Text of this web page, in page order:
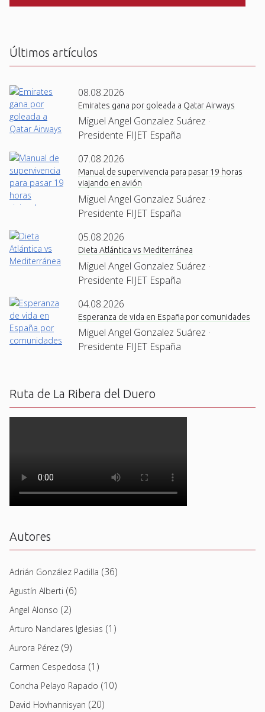
C
Últimos artículos
08.08.2026
Emirates gana por goleada a Qatar Airways
Miguel Angel Gonzalez Suárez ·
Presidente FIJET España
07.08.2026
Manual de supervivencia para pasar 19 horas
viajando en avión
Miguel Angel Gonzalez Suárez ·
Presidente FIJET España
05.08.2026
Dieta Atlántica vs Mediterránea
Miguel Angel Gonzalez Suárez ·
Presidente FIJET España
04.08.2026
Esperanza de vida en España por comunidades
Miguel Angel Gonzalez Suárez ·
Presidente FIJET España
Ruta de La Ribera del Duero
Autores
Adrián González Padilla (36)
Agustín Alberti (6)
Angel Alonso (2)
Arturo Nanclares Iglesias (1)
Aurora Pérez (9)
Carmen Cespedosa (1)
Concha Pelayo Rapado (10)
David Hovhannisyan (20)